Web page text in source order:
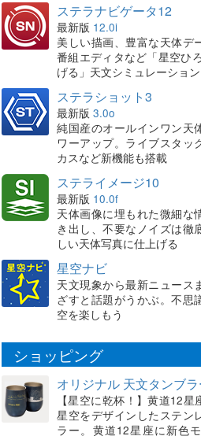
ステラナビゲータ12
最新版 12.0i
美しい描画、豊富な天体デ
番組エディタなど「星空ひ
げる」天文シミュレーション
ステラショット3
最新版 3.0o
純国産のオールインワン天
ワーアップ。ライブスタッ
カスなど新機能も搭載
ステライメージ10
最新版 10.0f
天体画像に埋もれた微細な
き出し、不要なノイズは徹
しい天体写真に仕上げる
星空ナビ
天文現象から最新ニュース
ざすと話題がうかぶ。不思
空を楽しもう
ショッピング
オリジナル 天文タンブ
【星空に乾杯！】黄道12
星空をデザインしたステン
ラー。黄道12星座に新色